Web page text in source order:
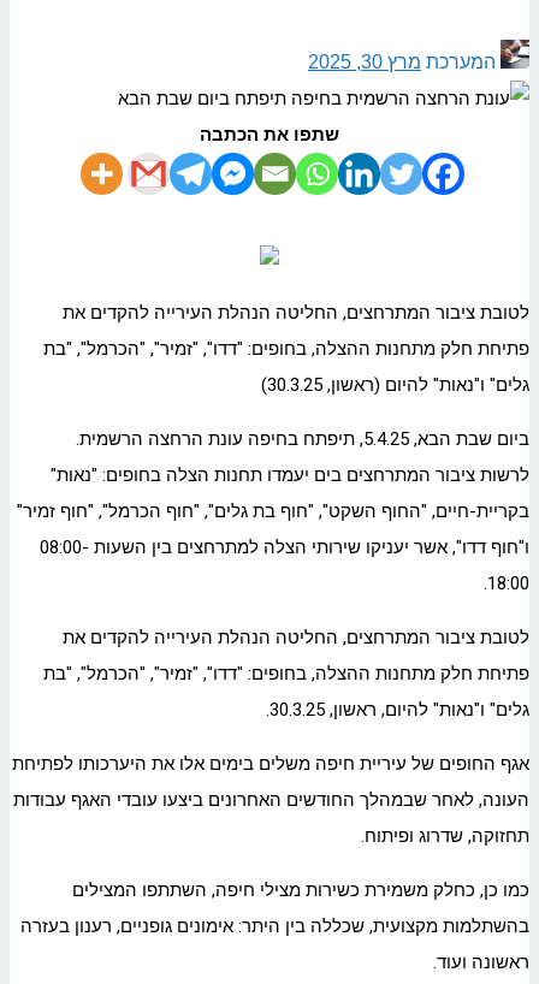
המערכת מרץ 30, 2025
שתפו את הכתבה
לטובת ציבור המתרחצים, החליטה הנהלת העירייה להקדים את
פתיחת חלק מתחנות ההצלה, בחופים: "דדו", "זמיר", "הכרמל", "בת
גלים" ו"נאות" להיום (ראשון, 30.3.25)
ביום שבת הבא, 5.4.25, תיפתח בחיפה עונת הרחצה הרשמית.
לרשות ציבור המתרחצים בים יעמדו תחנות הצלה בחופים: "נאות"
בקריית-חיים, "החוף השקט", "חוף בת גלים", "חוף הכרמל", "חוף זמיר"
ו"חוף דדו", אשר יעניקו שירותי הצלה למתרחצים בין השעות 08:00-
18:00.
לטובת ציבור המתרחצים, החליטה הנהלת העירייה להקדים את
פתיחת חלק מתחנות ההצלה, בחופים: "דדו", "זמיר", "הכרמל", "בת
גלים" ו"נאות" להיום, ראשון, 30.3.25.
אגף החופים של עיריית חיפה משלים בימים אלו את היערכותו לפתיחת
העונה, לאחר שבמהלך החודשים האחרונים ביצעו עובדי האגף עבודות
תחזוקה, שדרוג ופיתוח.
כמו כן, כחלק משמירת כשירות מצילי חיפה, השתתפו המצילים
בהשתלמות מקצועית, שכללה בין היתר: אימונים גופניים, רענון בעזרה
ראשונה ועוד.